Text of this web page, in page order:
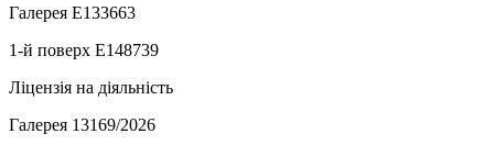
Галерея E133663
1-й поверх E148739
Ліцензія на діяльність
Галерея 13169/2026